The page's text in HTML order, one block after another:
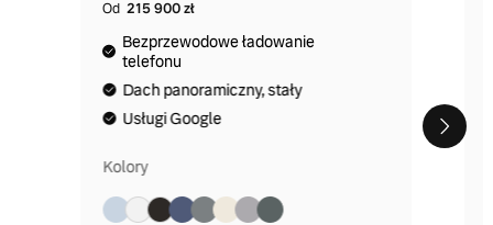
Od215 900 zł
Bezprzewodowe ładowanie
telefonu
Dach panoramiczny, stały
Usługi Google
Kolory